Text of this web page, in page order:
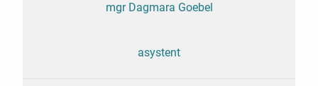
mgr Dagmara Goebel
asystent